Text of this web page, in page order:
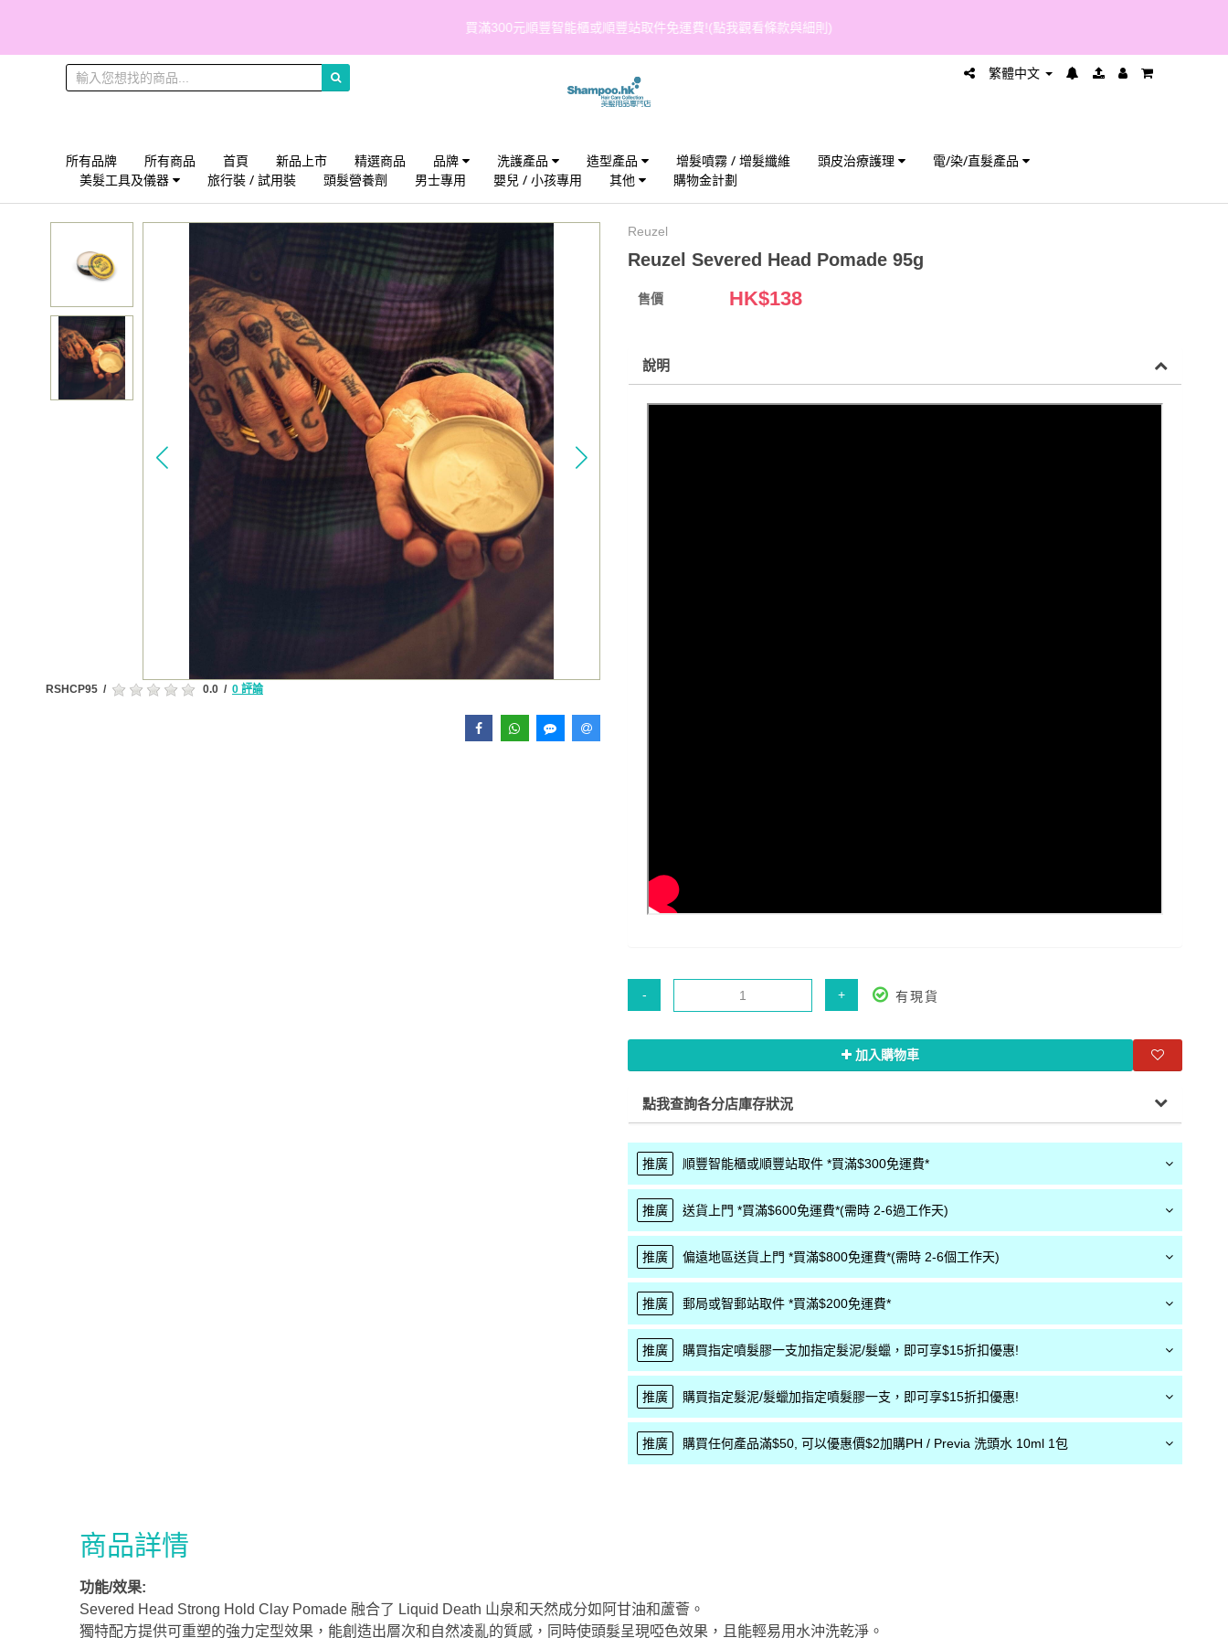
買滿300元順豐智能櫃或順豐站取件免運費!(點我觀看條款與細則)
繁體中文
所有品牌 所有商品 首頁 新品上市 精選商品 品牌 洗護產品 造型產品 增髮噴霧 / 增髮纖維 頭皮治療護理
電/染/直髮產品
美髮工具及儀器
旅行裝 / 試用裝 頭髮營養劑 男士專用 嬰兒 / 小孩專用 其他 購物金計劃
RSHCP95 / 0.0 / 0 評論
Reuzel
Reuzel Severed Head Pomade 95g
售價 HK$138
說明
- + 有現貨
加入購物車
點我查詢各分店庫存狀況
推廣 順豐智能櫃或順豐站取件 *買滿$300免運費*
推廣 送貨上門 *買滿$600免運費*(需時 2-6過工作天)
推廣 偏遠地區送貨上門 *買滿$800免運費*(需時 2-6個工作天)
推廣 郵局或智郵站取件 *買滿$200免運費*
推廣 購買指定噴髮膠一支加指定髮泥/髮蠟，即可享$15折扣優惠!
推廣 購買指定髮泥/髮蠟加指定噴髮膠一支，即可享$15折扣優惠!
推廣 購買任何產品滿$50, 可以優惠價$2加購PH / Previa 洗頭水 10ml 1包
商品詳情
功能/效果:
Severed Head Strong Hold Clay Pomade 融合了 Liquid Death 山泉和天然成分如阿甘油和蘆薈。
獨特配方提供可重塑的強力定型效果，能創造出層次和自然凌亂的質感，同時使頭髮呈現啞色效果，且能輕易用水沖洗乾淨。